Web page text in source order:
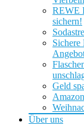
REWE
sichern!
Geld
Über uns